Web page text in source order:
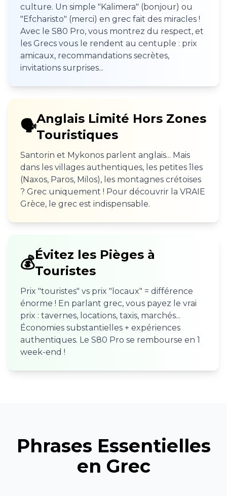
culture. Un simple "Kalimera" (bonjour) ou
"Efcharisto" (merci) en grec fait des miracles !
Avec le S80 Pro, vous montrez du respect, et
les Grecs vous le rendent au centuple : prix
amicaux, recommandations secrètes,
invitations surprises...
🗣️Anglais Limité Hors Zones
Touristiques
Santorin et Mykonos parlent anglais... Mais
dans les villages authentiques, les petites îles
(Naxos, Paros, Milos), les montagnes crétoises
? Grec uniquement ! Pour découvrir la VRAIE
Grèce, le grec est indispensable.
💰Évitez les Pièges à
Touristes
Prix "touristes" vs prix "locaux" = différence
énorme ! En parlant grec, vous payez le vrai
prix : tavernes, locations, taxis, marchés...
Économies substantielles + expériences
authentiques. Le S80 Pro se rembourse en 1
week-end !
Phrases Essentielles
en Grec